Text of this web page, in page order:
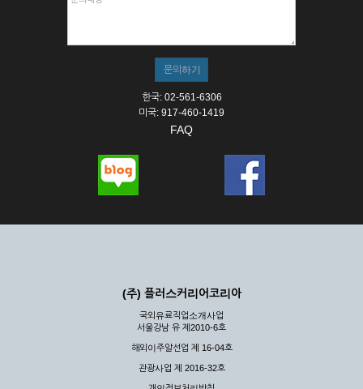
한국: 02-561-6306
미국: 917-460-1419
FAQ
(주) 플러스커리어코리아
국외유료직업소개사업
서울강남 유 제2010-6호
해외이주알선업 제 16-04호
관광사업 제 2016-32호